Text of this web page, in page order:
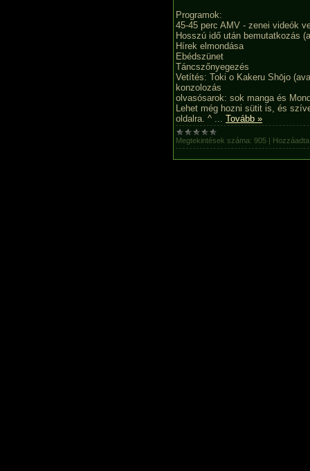
Programok:
45-45 perc AMV - zenei videók
Hosszú idő után bemutatkozás
Hírek elmondása
Ebédszünet
Táncszőnyegezés
Vetítés: Toki o Kakeru Shōjo
konzolozás
olvasósarok: sok manga és
Lehet még hozni sütit is, és
oldalra. ^
Tovább »
Megtekintések száma: 905 |